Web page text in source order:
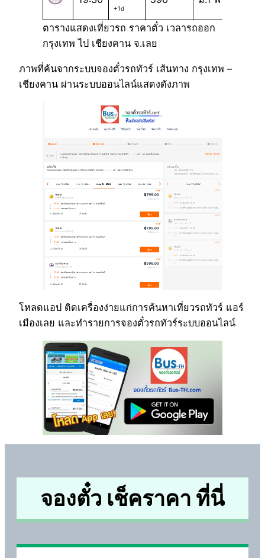
+1d
ตารางแสดงเที่ยวรถ ราคาตั๋ว เวลารถออก
กรุงเทพ ไป เชียงคาน จ.เลย
ภาพที่ค้นจากระบบจองตั๋วรถทัวร์ เส้นทาง กรุงเทพ –
เชียงคาน ผ่านระบบออนไลน์แสดงดังภาพ
โหลดแอป ติดเครื่องง่ายแก่การค้นหาเที่ยวรถทัวร์ แอร์
เมืองเลย และทำรายการจองตั๋วรถทัวร์ระบบออนไลน์
จองตั๋ว เช็คราคา ที่นี่